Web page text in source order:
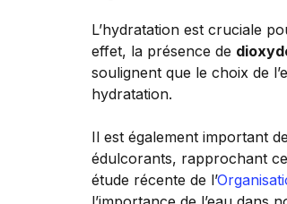
L’hydratation est cruciale
effet, la présence de
soulignent que le choix de
hydratation.
Il est également important
édulcorants, rapprochant
étude récente de l’